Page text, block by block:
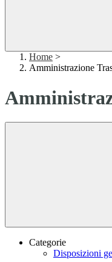
Home >
Amministrazione
Categorie
Disposizioni